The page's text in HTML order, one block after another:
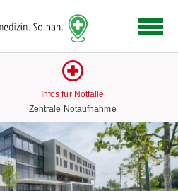
Link
zur
Startseite
Infos für Notfälle
Zentrale Notaufnahme